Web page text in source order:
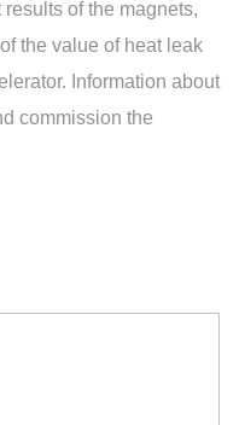
of the magnets,
the value of heat leak
Information about
commission the